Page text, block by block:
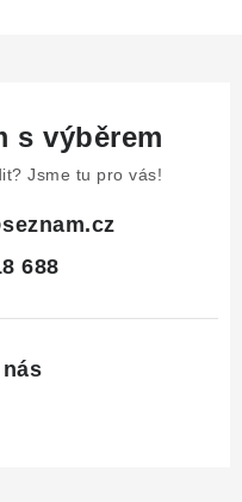
s výběrem
Jsme tu pro vás!
seznam.cz
688